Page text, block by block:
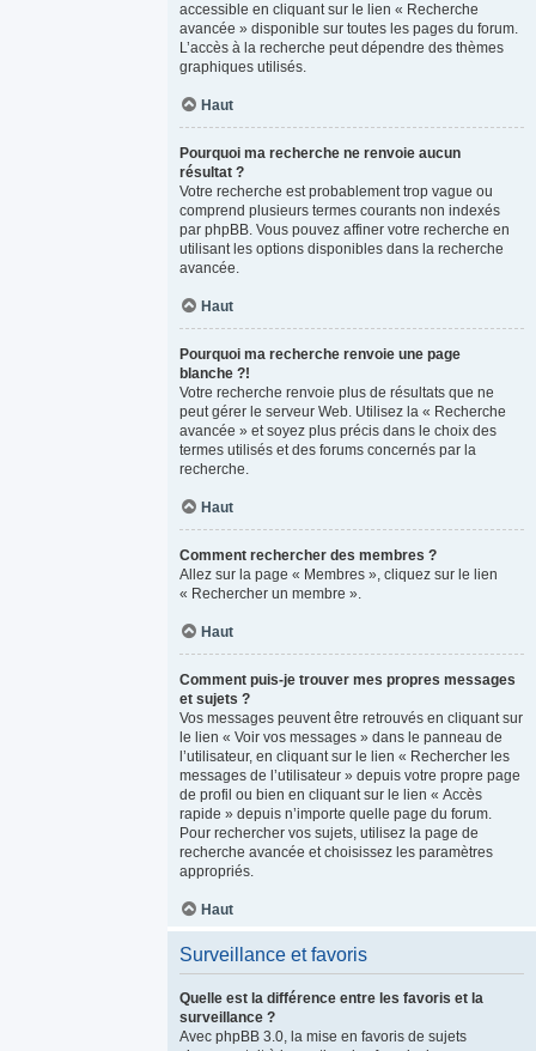
accessible en cliquant sur le lien « Recherche
avancée » disponible sur toutes les pages du forum.
L’accès à la recherche peut dépendre des thèmes
graphiques utilisés.
Haut
Pourquoi ma recherche ne renvoie aucun
résultat ?
Votre recherche est probablement trop vague ou
comprend plusieurs termes courants non indexés
par phpBB. Vous pouvez affiner votre recherche en
utilisant les options disponibles dans la recherche
avancée.
Haut
Pourquoi ma recherche renvoie une page
blanche ?!
Votre recherche renvoie plus de résultats que ne
peut gérer le serveur Web. Utilisez la « Recherche
avancée » et soyez plus précis dans le choix des
termes utilisés et des forums concernés par la
recherche.
Haut
Comment rechercher des membres ?
Allez sur la page « Membres », cliquez sur le lien
« Rechercher un membre ».
Haut
Comment puis-je trouver mes propres messages
et sujets ?
Vos messages peuvent être retrouvés en cliquant sur
le lien « Voir vos messages » dans le panneau de
l’utilisateur, en cliquant sur le lien « Rechercher les
messages de l’utilisateur » depuis votre propre page
de profil ou bien en cliquant sur le lien « Accès
rapide » depuis n’importe quelle page du forum.
Pour rechercher vos sujets, utilisez la page de
recherche avancée et choisissez les paramètres
appropriés.
Haut
Surveillance et favoris
Quelle est la différence entre les favoris et la
surveillance ?
Avec phpBB 3.0, la mise en favoris de sujets